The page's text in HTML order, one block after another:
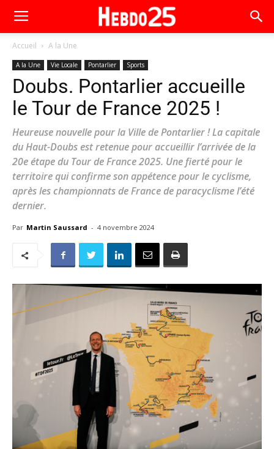
Accueil A la Une
A la Une Vie Locale Pontarlier Sports
Doubs. Pontarlier accueille
le Tour de France 2025 !
Heureuse nouvelle pour la Ville de Pontarlier ! La capitale
du Haut-Doubs est retenue pour accueillir l’arrivée de la
20e étape du Tour de France 2025. Une fierté pour le
territoire qui confirme son appétence pour le cyclisme,
après les championnats de France de paracyclisme l’été
dernier.
Par Martin Saussard - 4 novembre 2024